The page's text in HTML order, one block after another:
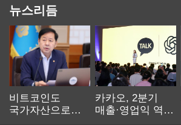
뉴스리듬
비트코인도
국가자산으로…'
카카오, 2분기
매출·영업익 역대